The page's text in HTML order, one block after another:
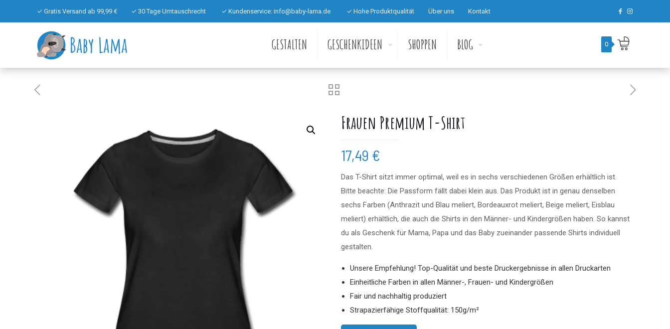
✓ Gratis Versand ab 99,99 € ✓ 30 Tage Umtauschrecht ✓ Kundenservice: info@baby-lama.de ✓ Hohe Produktqualität Über uns Kontakt
GESTALTEN GESCHENKIDEEN SHOPPEN BLOG 0
Frauen Premium T-Shirt
17,49 €
Das T-Shirt sitzt immer optimal, weil es in sechs verschiedenen Größen erhältlich ist.
Bitte beachte: Die Passform fällt dabei klein aus. Das Produkt ist in genau denselben
sechs Farben (Anthrazit und Blau meliert, Bordeauxrot meliert, Beige meliert, Eisblau
meliert) erhältlich, die auch die Shirts in den Männer- und Kindergrößen haben. So kannst
du als Geschenk für Mama, Papa und das Baby zueinander passende Shirts individuell
gestalten.
Unsere Empfehlung! Top-Qualität und beste Druckergebnisse in allen Druckarten
Einheitliche Farben in allen Männer-, Frauen- und Kindergrößen
Fair und nachhaltig produziert
Strapazierfähige Stoffqualität: 150g/m²